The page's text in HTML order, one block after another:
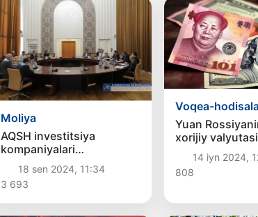
Moliya
AQSH investitsiya
kompaniyalari
mamlakatimiz qimmatli
qogʻozlari bozoriga
qiziqish bildirdi
18 sen 2024, 11:34
3 693
Voqea-
Yuan
xorijiy
aylanadi
14 iyn 2024,
808